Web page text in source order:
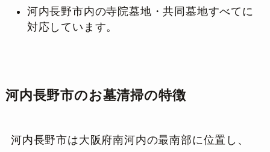
河内長野市内の寺院墓地・共同墓地すべてに
対応しています。
河内長野市のお墓清掃の特徴
河内長野市は大阪府南河内の最南部に位置し、